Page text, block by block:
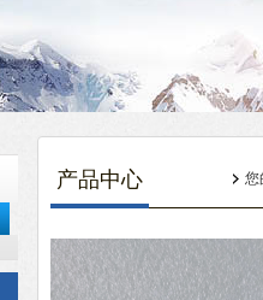
产品中心 您